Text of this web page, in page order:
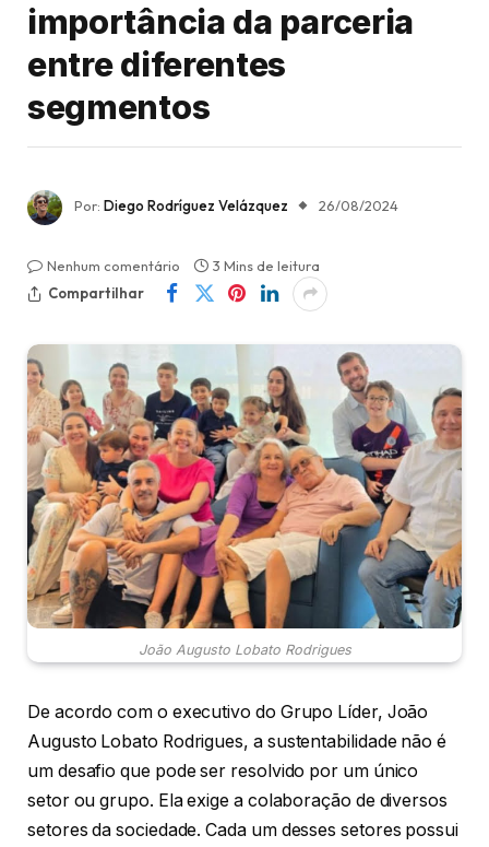
importância da parceria
entre diferentes
segmentos
Por: Diego Rodríguez Velázquez 26/08/2024
Nenhum comentário
3 Mins de leitura
Compartilhar
João Augusto Lobato Rodrigues
De acordo com o executivo do Grupo Líder, João
Augusto Lobato Rodrigues, a sustentabilidade não é
um desafio que pode ser resolvido por um único
setor ou grupo. Ela exige a colaboração de diversos
setores da sociedade. Cada um desses setores possui